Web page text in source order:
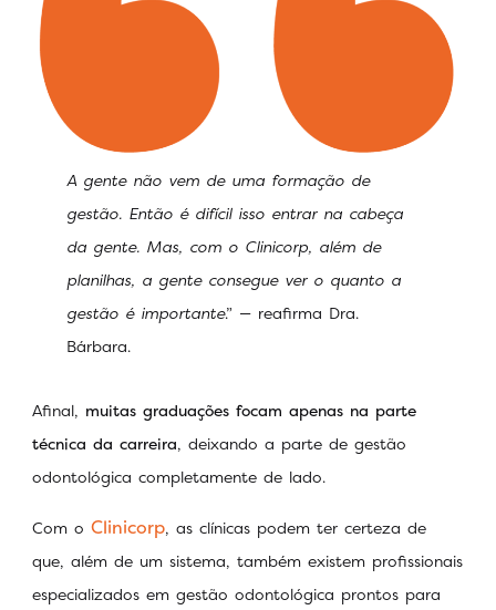
A gente não vem de uma formação de
gestão. Então é difícil isso entrar na cabeça
da gente. Mas, com o Clinicorp, além de
planilhas, a gente consegue ver o quanto a
gestão é importante.” — reafirma Dra.
Bárbara.
Afinal, muitas graduações focam apenas na parte
técnica da carreira, deixando a parte de gestão
odontológica completamente de lado.
Com o Clinicorp, as clínicas podem ter certeza de
que, além de um sistema, também existem profissionais
especializados em gestão odontológica prontos para